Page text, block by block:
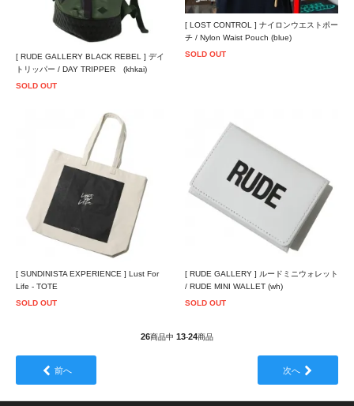
[ RUDE GALLERY BLACK REBEL ] デイ
トリッパー / DAY TRIPPER (khkai)
SOLD OUT
[ LOST CONTROL ] ナイロンウエストポー
チ / Nylon Waist Pouch (blue)
SOLD OUT
[ SUNDINISTA EXPERIENCE ] Lust For
Life - TOTE
SOLD OUT
[ RUDE GALLERY ] ルードミニウォレット
/ RUDE MINI WALLET (wh)
SOLD OUT
26商品中 13-24商品
前へ 次へ